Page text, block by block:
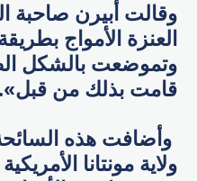
وقالت أبيرن صاحبة
العنزة الأمواج
وتموضعت بالشكل
قامت بذلك من قبل».
ولاية مونتانا